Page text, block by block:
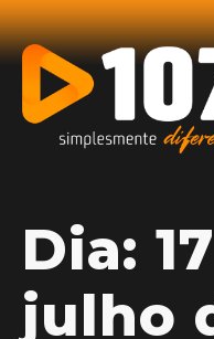
Dia:
julho